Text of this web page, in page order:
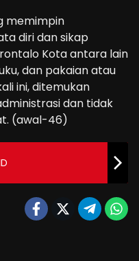
memimpin
diri dan sikap
Kota antara lain
dan pakaian atau
ini, ditemukan
dan tidak
(awal-46)